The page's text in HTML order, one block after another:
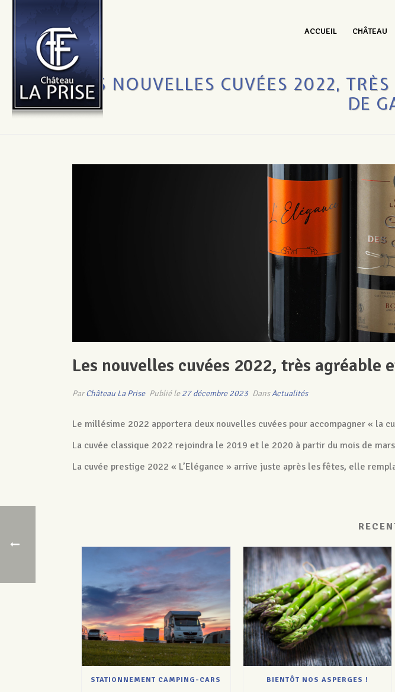
ACCUEIL CHÂTEAU
LES NOUVELLES CUVÉES 2022,
DE
Les nouvelles cuvées 2022, très
ParChâteau La Prise Publié le27 décembre 2023 DansActualités
Le millésime 2022 apportera deux nouvelles cuvées pour accompagner « la
La cuvée classique 2022 rejoindra le 2019 et le 2020 à partir du mois de mars
La cuvée prestige 2022 « L’Elégance » arrive juste après les fêtes, elle
STATIONNEMENT CAMPING-CARS BIENTÔT NOS ASPERGES !